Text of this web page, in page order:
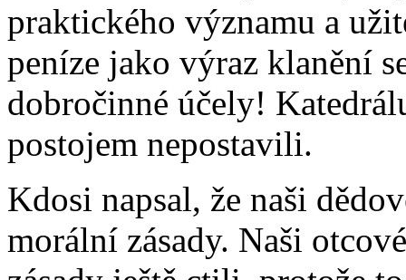
praktického významu a
peníze jako výraz klanění
dobročinné účely!
postojem nepostavili.
Kdosi napsal, že naši
morální zásady. Naši